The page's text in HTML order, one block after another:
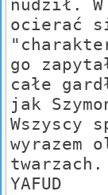
nudził. W
ocierać
go
całe
jak
Wszyscy
wyrazem
YAFUD